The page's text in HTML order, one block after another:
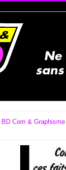
BD Com & Graphisme